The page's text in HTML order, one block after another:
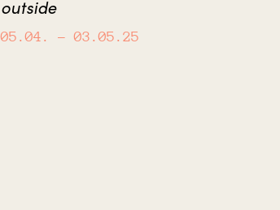
outside
05.04. – 03.05.25